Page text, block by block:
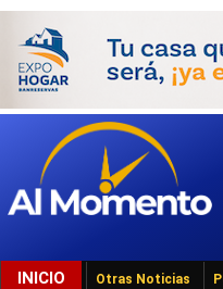
INICIO Otras Noticias